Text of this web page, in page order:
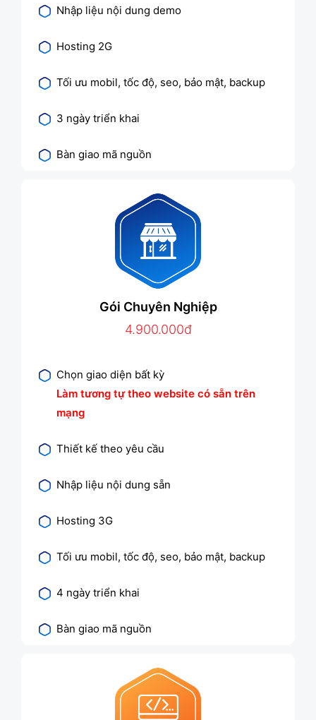
Nhập liệu nội dung demo
Hosting 2G
Tối ưu mobil, tốc độ, seo, bảo mật, backup
3 ngày triển khai
Bàn giao mã nguồn
Gói Chuyên Nghiệp
4.900.000đ
Chọn giao diện bất kỳ
Làm tương tự theo website có sẵn trên
mạng
Thiết kế theo yêu cầu
Nhập liệu nội dung sẵn
Hosting 3G
Tối ưu mobil, tốc độ, seo, bảo mật, backup
4 ngày triển khai
Bàn giao mã nguồn